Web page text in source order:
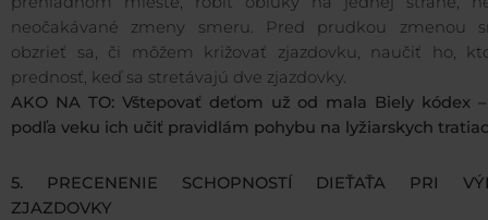
neočakávané zmeny smeru. Pred prudkou zmenou
obzrieť sa, či môžem križovať zjazdovku, naučiť ho,
prednosť, keď sa stretávajú dve zjazdovky.
AKO NA TO: Vštepovať deťom už od mala Biely kódex
podľa veku ich učiť pravidlám pohybu na lyžiarskych
5. PRECENENIE SCHOPNOSTÍ DIEŤAŤA PRI
ZJAZDOVKY